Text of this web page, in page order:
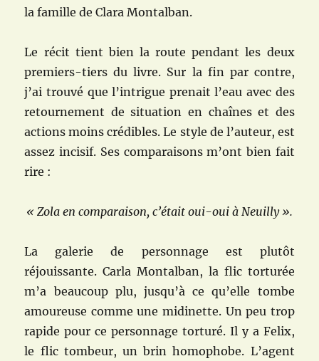
la famille de Clara Montalban.
Le récit tient bien la route pendant les deux
premiers-tiers du livre. Sur la fin par contre,
j’ai trouvé que l’intrigue prenait l’eau avec des
retournement de situation en chaînes et des
actions moins crédibles. Le style de l’auteur, est
assez incisif. Ses comparaisons m’ont bien fait
rire :
« Zola en comparaison, c’était oui-oui à Neuilly ».
La galerie de personnage est plutôt
réjouissante. Carla Montalban, la flic torturée
m’a beaucoup plu, jusqu’à ce qu’elle tombe
amoureuse comme une midinette. Un peu trop
rapide pour ce personnage torturé. Il y a Felix,
le flic tombeur, un brin homophobe. L’agent